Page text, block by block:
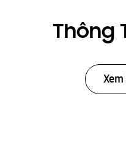
Thông